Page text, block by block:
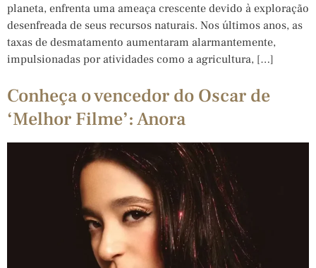
planeta, enfrenta uma ameaça crescente devido à exploração
desenfreada de seus recursos naturais. Nos últimos anos, as
taxas de desmatamento aumentaram alarmantemente,
impulsionadas por atividades como a agricultura, […]
Conheça o vencedor do Oscar de
‘Melhor Filme’: Anora